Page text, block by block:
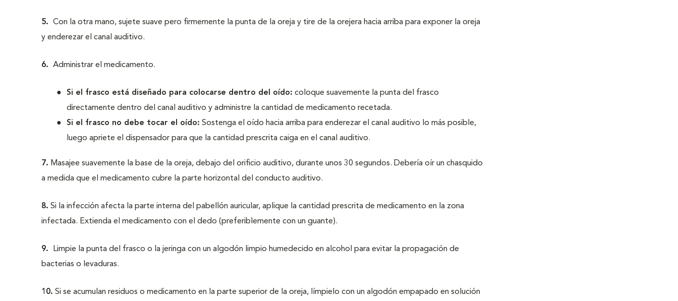
5.
Con la otra mano, sujete suave pero firmemente la punta de la oreja y tire de la orejera hacia arriba para exponer la oreja
y enderezar el canal auditivo.
6. Administrar el medicamento.
Si el frasco está diseñado para colocarse dentro del oído: coloque suavemente la punta del frasco
directamente dentro del canal auditivo y administre la cantidad de medicamento recetada.
Si el frasco no debe tocar el oído: Sostenga el oído hacia arriba para enderezar el canal auditivo lo más posible,
luego apriete el dispensador para que la cantidad prescrita caiga en el canal auditivo.
7. Masajee suavemente la base de la oreja, debajo del orificio auditivo, durante unos 30 segundos. Debería oír un chasquido
a medida que el medicamento cubre la parte horizontal del conducto auditivo.
8. Si la infección afecta la parte interna del pabellón auricular, aplique la cantidad prescrita de medicamento en la zona
infectada. Extienda el medicamento con el dedo (preferiblemente con un guante).
9.
Limpie la punta del frasco o la jeringa con un algodón limpio humedecido en alcohol para evitar la propagación de
bacterias o levaduras.
10. Si se acumulan residuos o medicamento en la parte superior de la oreja, límpielo con un algodón empapado en solución